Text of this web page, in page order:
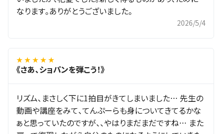
なります。ありがとうございました。
2026/5/4
★ ★ ★ ★ ★
《さあ、ショパンを弾こう！》
リズム、まさしく下に1拍目がきてしまいました… 先生の
動画や講座をみて、てんぷーらも身についてきてるかな
ぁと思っていたのですが、、やはりまだまだですね… また